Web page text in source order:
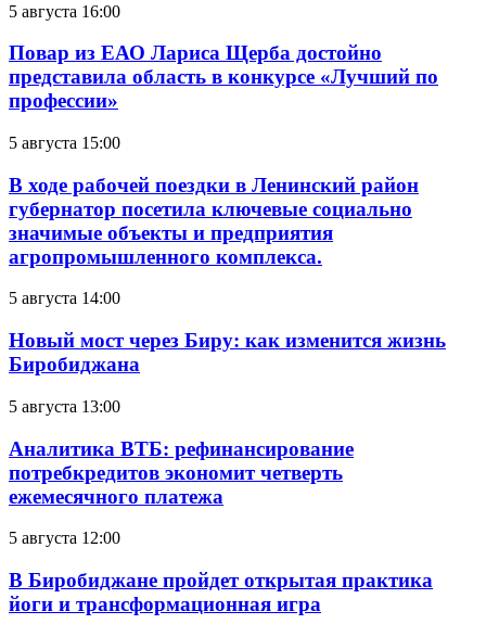
5 августа 16:00
Повар из ЕАО Лариса Щерба достойно
представила область в конкурсе «Лучший по
профессии»
5 августа 15:00
В ходе рабочей поездки в Ленинский район
губернатор посетила ключевые социально
значимые объекты и предприятия
агропромышленного комплекса.
5 августа 14:00
Новый мост через Биру: как изменится жизнь
Биробиджана
5 августа 13:00
Аналитика ВТБ: рефинансирование
потребкредитов экономит четверть
ежемесячного платежа
5 августа 12:00
В Биробиджане пройдет открытая практика
йоги и трансформационная игра